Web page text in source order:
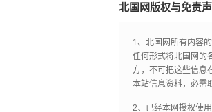
北国网版权与免责声
1、北国网所有内容
任何形式将北国网的
方，不可把这些信息
本站信息资料，必需
2、已经本网授权使